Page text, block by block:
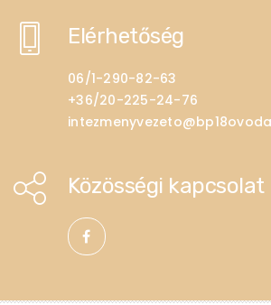
Elérhetőség
06/1-290-82-63
+36/20-225-24-76
Közösségi kapcsolat